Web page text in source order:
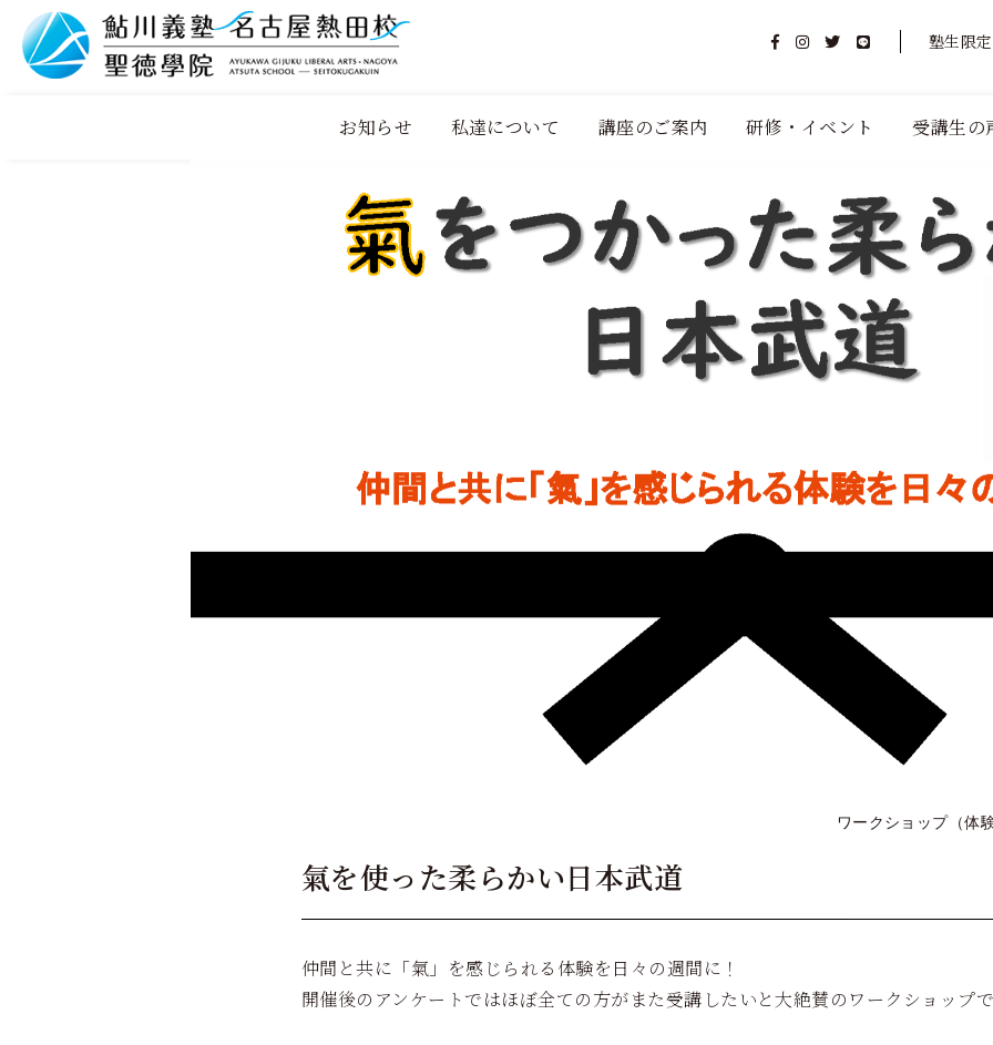
塾生限
お知らせ 私達について 講座のご案内 研修・イベント 受講生の
ワークショップ（
氣を使った柔らかい日本武道
仲間と共に「氣」を感じられる体験を日々の週間に！
開催後のアンケートではほぼ全ての方がまた受講したいと大絶賛のワークショップ